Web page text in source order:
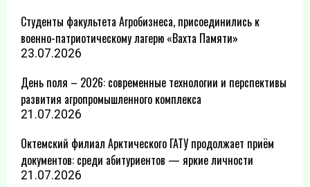
Студенты факультета Агробизнеса, присоединились к
военно-патриотическому лагерю «Вахта Памяти»
23.07.2026
День поля – 2026: современные технологии и перспективы
развития агропромышленного комплекса
21.07.2026
Октемский филиал Арктического ГАТУ продолжает приём
документов: среди абитуриентов — яркие личности
21.07.2026